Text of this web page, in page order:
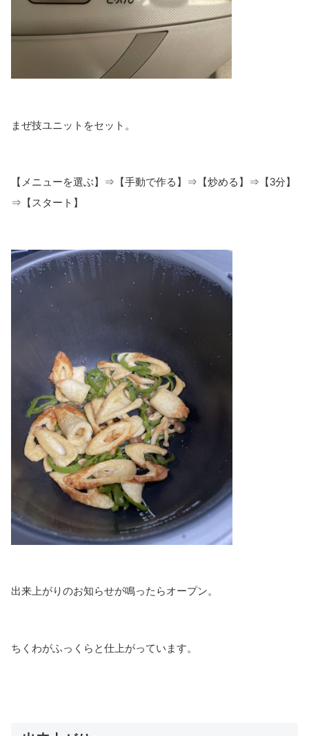
まぜ技ユニットをセット。
【メニューを選ぶ】⇒【手動で作る】⇒【炒める】⇒【3分】
⇒【スタート】
出来上がりのお知らせが鳴ったらオープン。
ちくわがふっくらと仕上がっています。